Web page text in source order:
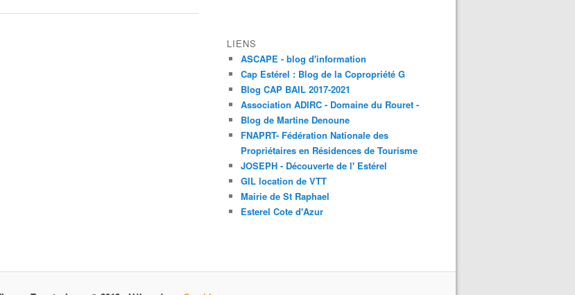
LIENS
ASCAPE - blog d'information
Cap Estérel : Blog de la Copropriété G
Blog CAP BAIL 2017-2021
Association ADIRC - Domaine du Rouret -
Blog de Martine Denoune
FNAPRT- Fédération Nationale des
Propriétaires en Résidences de Tourisme
JOSEPH - Découverte de l' Estérel
GIL location de VTT
Mairie de St Raphael
Esterel Cote d'Azur